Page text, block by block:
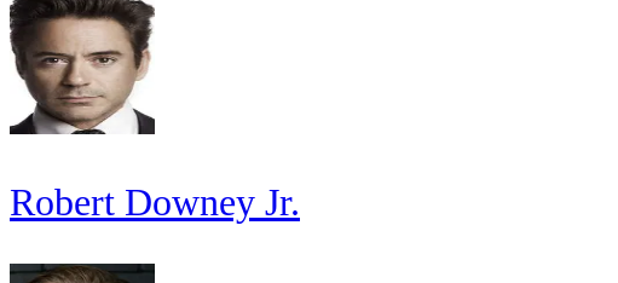
Robert Downey Jr.